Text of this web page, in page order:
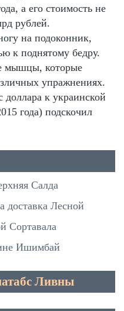
а его стоимость не
рублей.
на подоконник,
к поднятому бедру.
мышцы, которые
упражнениях.
доллара к украинской
года) подскочил
Салда
доставка Лесной
Сортавала
Ишимбай
Ливны